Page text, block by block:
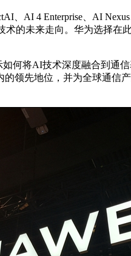
、AI 4 Enterprise、AI
的未来走向。华为选择在
何将AI技术深度融合到通
领先地位，并为全球通信